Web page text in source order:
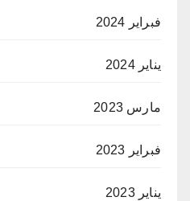
فبراير 2024
يناير 2024
مارس 2023
فبراير 2023
يناير 2023